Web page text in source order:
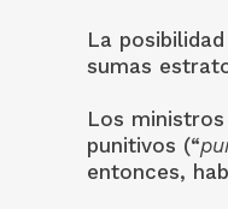
La
sumas
Los
punitivos (“
entonces,